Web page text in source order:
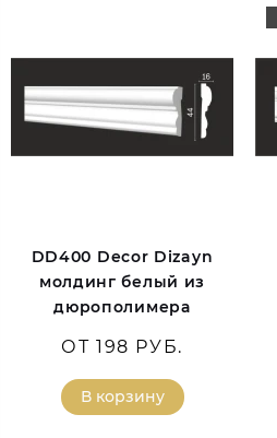
DD400 Decor Dizayn
молдинг белый из
дюрополимера
ОТ 198 РУБ.
В корзину